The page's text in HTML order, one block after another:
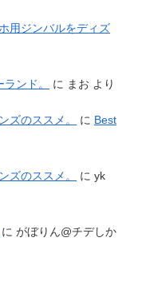
用ジンバルをディズ
ンド。 に まお より
ズのススメ。 に Best
ズのススメ。 に yk
に がぼりん@チデしか